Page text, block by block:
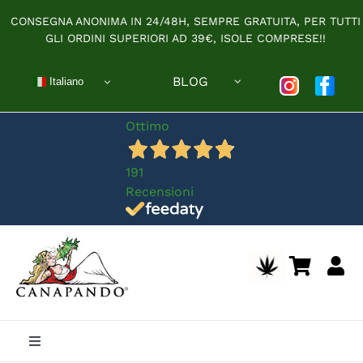
contenuto
CONSEGNA ANONIMA IN 24/48H, SEMPRE GRATUITA, PER TUTTI
GLI ORDINI SUPERIORI AD 39€, ISOLE COMPRESE!!
Italiano BLOG
Ottimo
191
Recensioni
Toggle